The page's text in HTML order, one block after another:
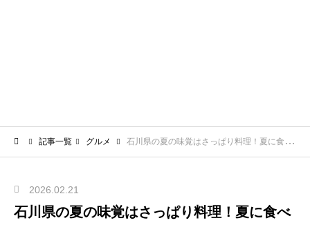
記事一覧 グルメ 石川県の夏の味覚はさっぱり料理！夏に食べたい地元の旬グルメとは？
2026.02.21
石川県の夏の味覚はさっぱり料理！夏に食べ